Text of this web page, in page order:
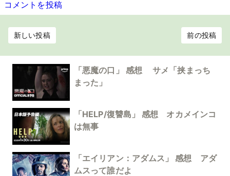
コメントを投稿
新しい投稿 前の投稿
「悪魔の口」 感想 サメ「挟まっち
まった」
「HELP/復讐島」 感想 オカメインコ
は無事
「エイリアン：アダムス」 感想 アダ
ムスって誰だよ